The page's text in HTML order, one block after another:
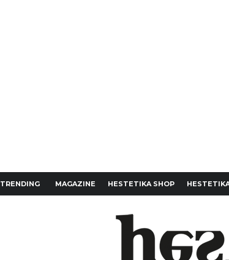
TRENDING MAGAZINE HESTETIKA SHOP